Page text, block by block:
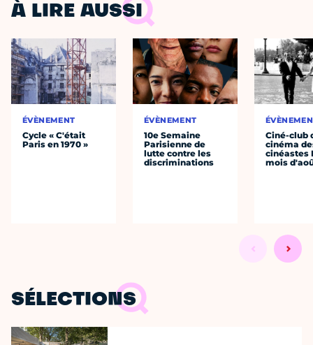
À LIRE AUSSI
ÉVÈNEMENT
Cycle « C'était
Paris en 1970 »
ÉVÈNEMENT
10e Semaine
Parisienne de
lutte contre les
discriminations
Ciné-club
cinéma
cinéastes
mois
SÉLECTIONS